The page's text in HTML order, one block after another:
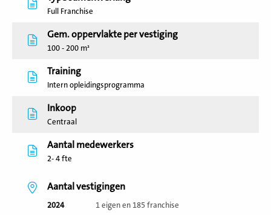
Full Franchise
Gem. oppervlakte per vestiging
100 - 200 m²
Training
Intern opleidingsprogramma
Inkoop
Centraal
Aantal medewerkers
2- 4 fte
Aantal vestigingen
2024
1 eigen en 185 franchise